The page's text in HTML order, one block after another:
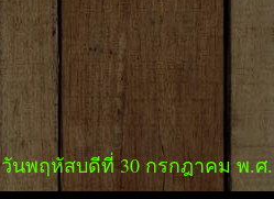
วันพฤหัสบดีที่ 30 กรกฎาคม พ.ศ.